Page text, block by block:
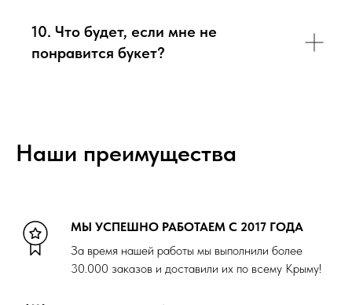
10. Что будет, если мне не
понравится букет?
Наши преимущества
МЫ УСПЕШНО РАБОТАЕМ С 2017 ГОДА
За время нашей работы мы выполнили более
30.000 заказов и доставили их по всему Крыму!